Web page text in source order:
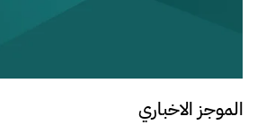
الموجز الاخباري